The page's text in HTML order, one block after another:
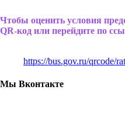
Чтобы оценить условия
QR-код или перейдите по
https://bus.gov.ru/qrcode/
Мы Вконтакте